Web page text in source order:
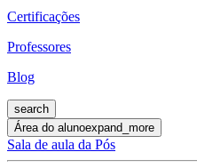
Certificações
Professores
Blog
search
Área do alunoexpand_more
Sala de aula da Pós